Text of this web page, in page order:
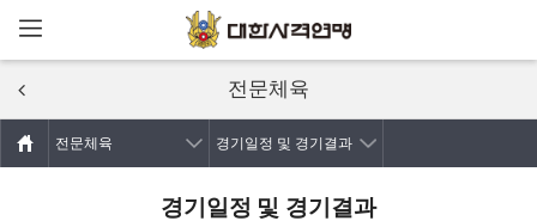
주요콘텐츠로
전문체육
전문체육 경기일정 및 경기결과
경기일정 및 경기결과